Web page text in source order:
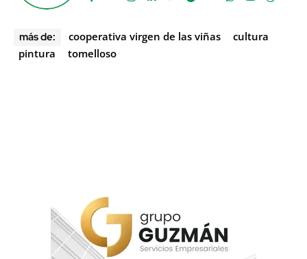
más de: cooperativa virgen de las viñas
cultura
pintura
tomelloso